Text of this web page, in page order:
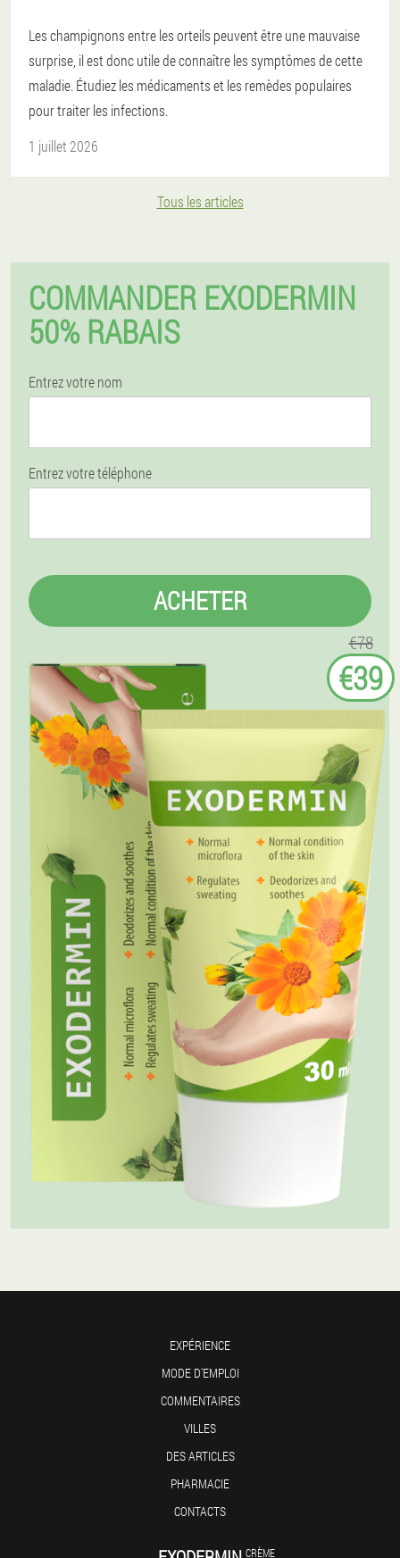
Les champignons entre les orteils peuvent être une mauvaise
surprise, il est donc utile de connaître les symptômes de cette
maladie. Étudiez les médicaments et les remèdes populaires
pour traiter les infections.
1 juillet 2026
Tous les articles
COMMANDER EXODERMIN
50% RABAIS
Entrez votre nom
Entrez votre téléphone
ACHETER
€78
€39
EXPÉRIENCE
MODE D'EMPLOI
COMMENTAIRES
VILLES
DES ARTICLES
PHARMACIE
CONTACTS
CRÈME